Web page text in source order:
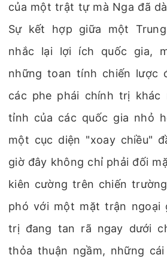
của một trật tự mà Nga đã
Sự kết hợp giữa một
nhắc lại lợi ích quốc gia,
những toan tính chiến lược
các phe phái chính trị khác
tỉnh của các quốc gia nhỏ
một cục diện "xoay chiều"
giờ đây không chỉ phải đối
kiên cường trên chiến
phó với một mặt trận ngoại
trị đang tan rã ngay dưới
thỏa thuận ngầm, những